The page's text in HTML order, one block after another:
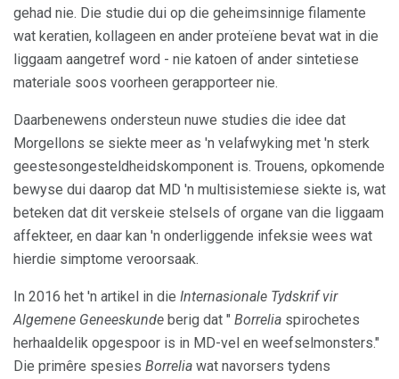
gehad nie. Die studie dui op die geheimsinnige filamente
wat keratien, kollageen en ander proteïene bevat wat in die
liggaam aangetref word - nie katoen of ander sintetiese
materiale soos voorheen gerapporteer nie.
Daarbenewens ondersteun nuwe studies die idee dat
Morgellons se siekte meer as 'n velafwyking met 'n sterk
geestesongesteldheidskomponent is. Trouens, opkomende
bewyse dui daarop dat MD 'n multisistemiese siekte is, wat
beteken dat dit verskeie stelsels of organe van die liggaam
affekteer, en daar kan 'n onderliggende infeksie wees wat
hierdie simptome veroorsaak.
In 2016 het 'n artikel in die Internasionale Tydskrif vir
Algemene Geneeskunde berig dat " Borrelia spirochetes
herhaaldelik opgespoor is in MD-vel en weefselmonsters."
Die primêre spesies Borrelia wat navorsers tydens